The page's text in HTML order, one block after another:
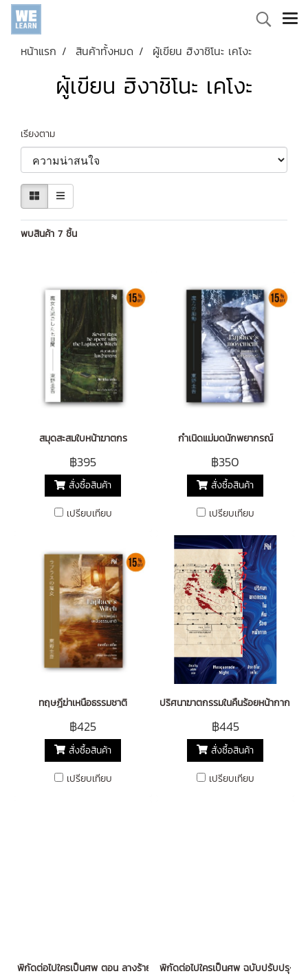
หน้าแรก สินค้าทั้งหมด ผู้เขียน ฮิงาชิโนะ เคโงะ
ผู้เขียน ฮิงาชิโนะ เคโงะ
เรียงตาม
พบสินค้า 7 ชิ้น
สมุดสะสมใบหน้าฆาตกร
฿395
สั่งซื้อสินค้า
เปรียบเทียบ
กำเนิดแม่มดนักพยากรณ์
฿350
สั่งซื้อสินค้า
เปรียบเทียบ
ทฤษฎีฆ่าเหนือธรรมชาติ
฿425
สั่งซื้อสินค้า
เปรียบเทียบ
ปริศนาฆาตกรรมในคืนร้อยหน้ากาก
฿445
สั่งซื้อสินค้า
เปรียบเทียบ
พิกัดต่อไปใครเป็นศพ ตอน ลางร้ายใต้หน้ากาก ฉบับปรับปรุง (マスカレー
พิกัดต่อไปใครเป็นศพ ฉบับปรับปรุง (